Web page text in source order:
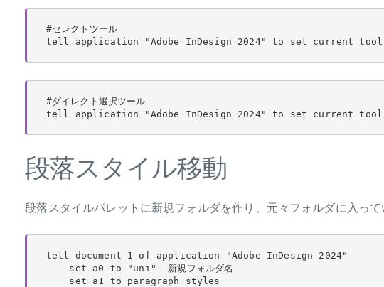
#セレクトツール
tell application "Adobe InDesign 2024" to set current
#ダイレクト選択ツール
tell application "Adobe InDesign 2024" to set current
段落スタイル移動
段落スタイルパレットに新規フォルダを作り、元々フォルダに入って
tell document 1 of application "Adobe InDesign 2024"
    set a0 to "uni"--新規フォルダ名
    set a1 to paragraph styles